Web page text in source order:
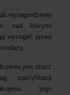
wynagrodzenie
nad którymi
wystąpić przed
jest rzecz
specyfikacji
jego